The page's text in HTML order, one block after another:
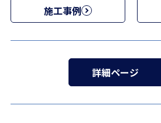
施工事例
詳細ページ